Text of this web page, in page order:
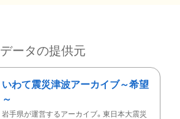
データの提供元
いわて震災津波アーカイブ～希望
～
岩手県が運営するアーカイブ。東日本大震災